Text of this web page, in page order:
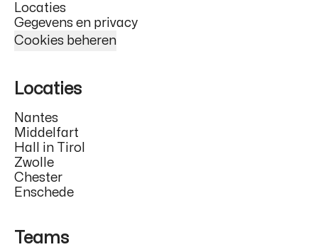
Locaties
Gegevens en privacy
Cookies beheren
Locaties
Nantes
Middelfart
Hall in Tirol
Zwolle
Chester
Enschede
Teams